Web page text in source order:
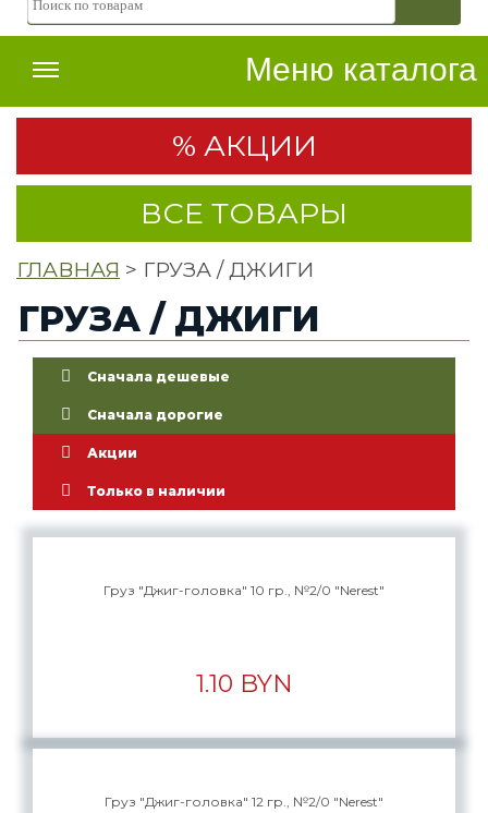
Меню каталога
% АКЦИИ
ВСЕ ТОВАРЫ
ГЛАВНАЯ > ГРУЗА / ДЖИГИ
ГРУЗА / ДЖИГИ
Сначала дешевые
Сначала дорогие
Акции
Только в наличии
Груз "Джиг-головка" 10 гр., №2/0 "Nerest"
1.10 BYN
Груз "Джиг-головка" 12 гр., №2/0 "Nerest"